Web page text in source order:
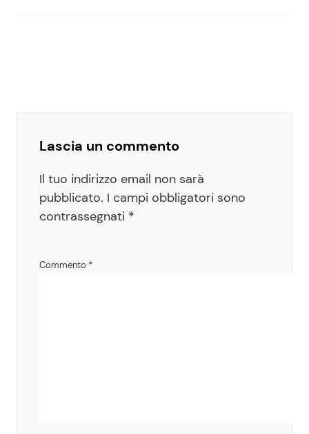
Lascia un commento
Il tuo indirizzo email non sarà
pubblicato. I campi obbligatori sono
contrassegnati *
Commento *